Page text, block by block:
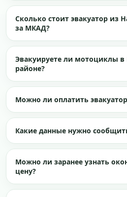
Сколько стоит эвакуатор из
за МКАД?
Эвакуируете ли мотоциклы в
районе?
Можно ли оплатить
Какие данные нужно
Можно ли заранее узнать
цену?